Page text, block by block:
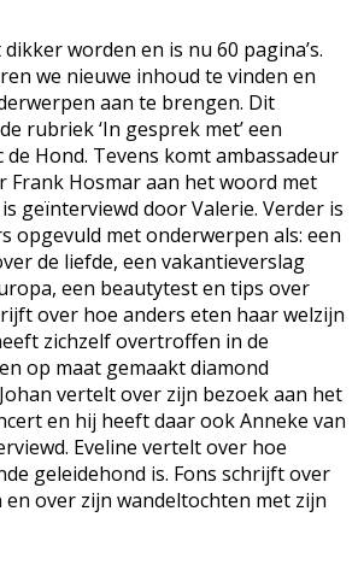
worden en is nu 60 pagina’s.
we nieuwe inhoud te vinden en
aan te brengen. Dit
rubriek ‘In gesprek met’ een
Hond. Tevens komt ambassadeur
Frank Hosmar aan het woord met
geïnterviewd door Valerie. Verder is
opgevuld met onderwerpen als: een
de liefde, een vakantieverslag
een beautytest en tips over
over hoe anders eten haar welzijn
zichzelf overtroffen in de
op maat gemaakt diamond
vertelt over zijn bezoek aan het
en hij heeft daar ook Anneke van
Eveline vertelt over hoe
geleidehond is. Fons schrijft over
over zijn wandeltochten met zijn